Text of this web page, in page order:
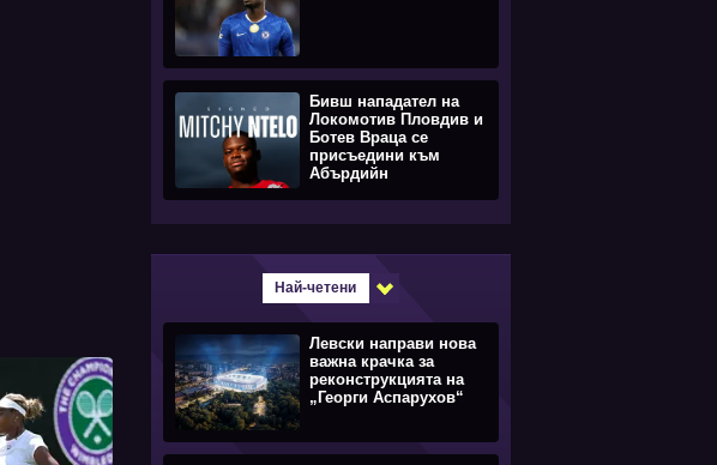
Бивш нападател на
Локомотив Пловдив и
Ботев Враца се
присъедини към
Абърдийн
Най-четени
Левски направи нова
важна крачка за
реконструкцията на
„Георги Аспарухов“